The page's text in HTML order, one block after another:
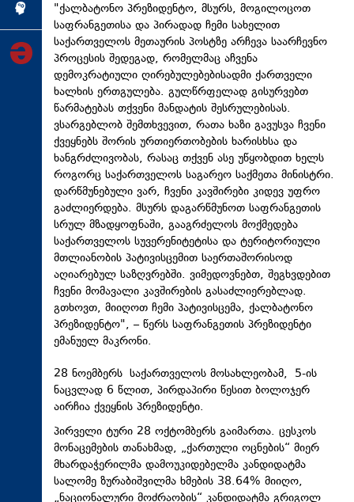
ინქვიზიცია
"ქალბატონო პრეზიდენტო, მსურს, მოგილოცოთ
საფრანგეთისა და პირადად ჩემი სახელით
საქართველოს მეთაურის პოსტზე არჩევა საარჩევნო
პროცესის შედეგად, რომელმაც აჩვენა
დემოკრატიული ღირებულებებისადმი ქართველი
ხალხის ერთგულება. გულწრფელად გისურვებთ
წარმატებას თქვენი მანდატის შესრულებისას.
ვსარგებლობ შემთხვევით, რათა ხაზი გავუსვა ჩვენი
ქვეყნებს შორის ურთიერთობების ხარისხსა და
ხანგრძლივობას, რასაც თქვენ ასე უწყობდით ხელს
როგორც საქართველოს საგარეო საქმეთა მინისტრი.
დარწმუნებული ვარ, ჩვენი კავშირები კიდევ უფრო
გაძლიერდება. მსურს დაგარწმუნოთ საფრანგეთის
სრულ მზადყოფნაში, გააგრძელოს მოქმედება
საქართველოს სუვერენიტეტისა და ტერიტორიული
მთლიანობის პატივისცემით საერთაშორისოდ
აღიარებულ საზღვრებში. ვიმედოვნებთ, შეგხვდებით
ჩვენი მომავალი კავშირების გასაძლიერებლად.
გთხოვთ, მიიღოთ ჩემი პატივისცემა, ქალბატონო
პრეზიდენტო", – წერს საფრანგეთის პრეზიდენტი
ემანუელ მაკრონი.
28 ნოემბერს საქართველოს მოსახლეობამ, 5-ის
ნაცვლად 6 წლით, პირდაპირი წესით ბოლოჯერ
აირჩია ქვეყნის პრეზიდენტი.
პირველი ტური 28 ოქტომბერს გაიმართა. ცესკოს
მონაცემების თანახმად, „ქართული ოცნების“ მიერ
მხარდაჭერილმა დამოუკიდებელმა კანდიდატმა
სალომე ზურაბიშვილმა ხმების 38.64% მიიღო,
„ნაციონალური მოძრაობის“ კანდიდატმა გრიგოლ